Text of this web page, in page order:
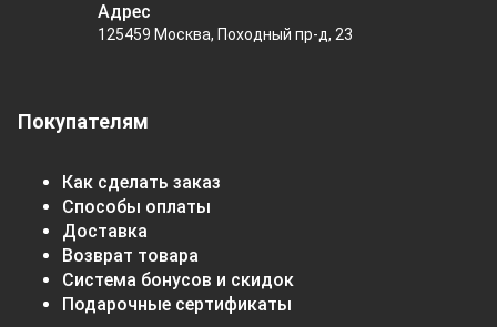
Покупателям
Как сделать заказ
Способы оплаты
Доставка
Возврат товара
Система бонусов и скидок
Подарочные сертификаты
Адрес
125459 Москва, Походный пр-д, 23